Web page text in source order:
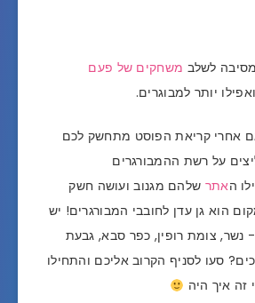
לשלב משחקים של פעם
יותר למבוגרים.
אחרי קריאת הפוסט מתחשק לכם
על רשת ההמבורגרים
אתר שלהם מגנוב ועושה חשק
הוא גן עדן לחובבי המבורגרים! יש
נשר, צומת רופין, כפר סבא, גבעת
סעו לסניף הקרוב אליכם והתחילו
זה איך היה